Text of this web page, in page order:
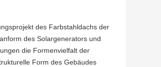
des Farbstahldachs der
des Solargenerators und
die Formenvielfalt der
Form des Gebäudes